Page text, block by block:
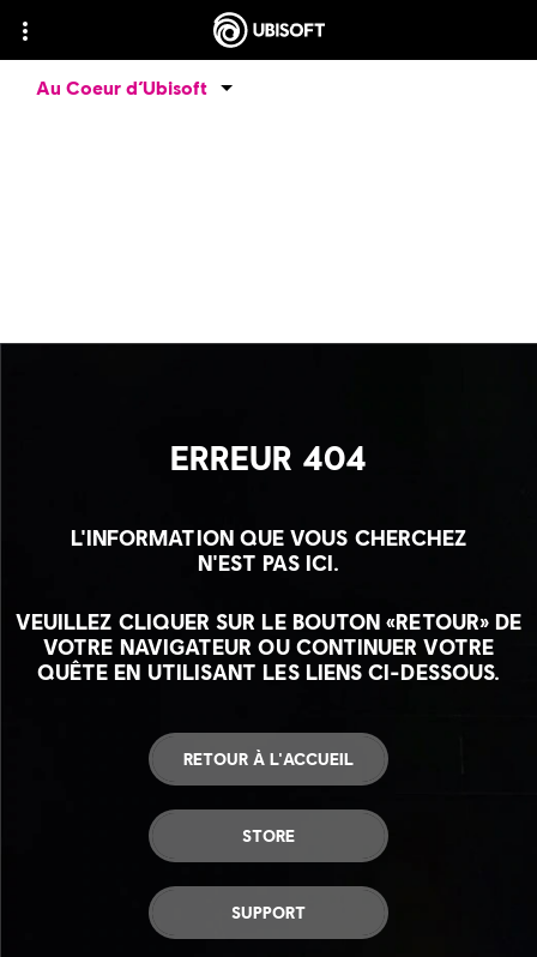
Au Coeur d’Ubisoft
ERREUR 404
L'INFORMATION QUE VOUS CHERCHEZ
N'EST PAS ICI.
VEUILLEZ CLIQUER SUR LE BOUTON «RETOUR» DE
VOTRE NAVIGATEUR OU CONTINUER VOTRE
QUÊTE EN UTILISANT LES LIENS CI-DESSOUS.
RETOUR À L'ACCUEIL
STORE
SUPPORT